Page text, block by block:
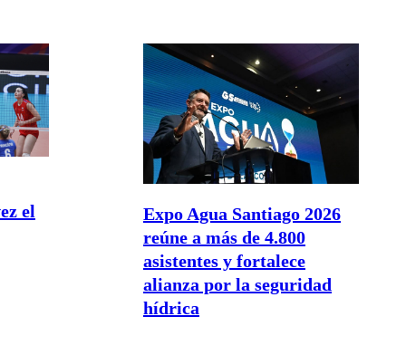
el
Expo Agua Santiago 2026
reúne a más de 4.800
asistentes y fortalece
alianza por la seguridad
hídrica